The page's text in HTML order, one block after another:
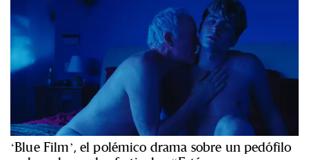
‘Blue Film’, el polémico drama sobre un pedófilo